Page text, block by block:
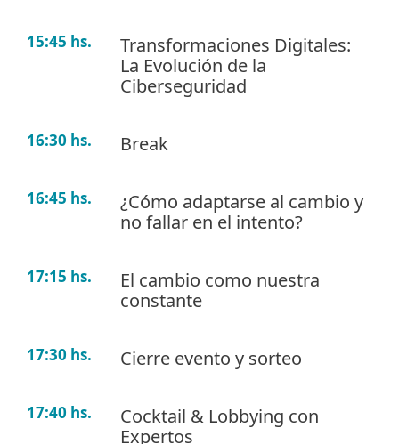
15:45 hs.
Transformaciones Digitales:
La Evolución de la
Ciberseguridad
16:30 hs. Break
16:45 hs.
¿Cómo adaptarse al cambio y
no fallar en el intento?
17:15 hs.
El cambio como nuestra
constante
17:30 hs. Cierre evento y sorteo
17:40 hs.
Cocktail & Lobbying con
Expertos